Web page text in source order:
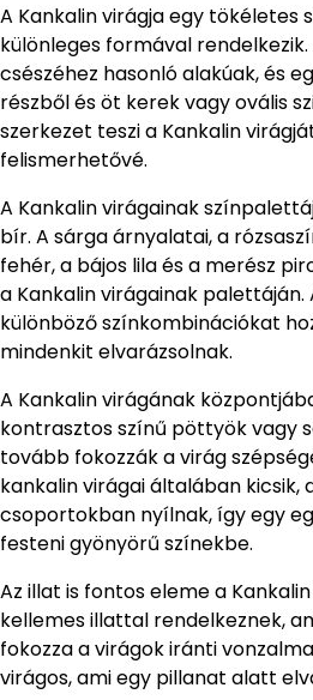
A Kankalin virágja egy tökéletes
különleges formával
csészéhez hasonló alakúak, és
részből és öt kerek vagy ovális
szerkezet teszi a Kankalin
felismerhetővé.
A Kankalin virágainak
bír. A sárga árnyalatai, a
fehér, a bájos lila és a merész
a Kankalin virágainak palettáján.
különböző színkombinációkat
mindenkit elvarázsolnak.
A Kankalin virágának
kontrasztos színű pöttyök vagy
tovább fokozzák a virág
kankalin virágai általában kicsik,
csoportokban nyílnak, így egy
festeni gyönyörű színekbe.
Az illat is fontos eleme a
kellemes illattal rendelkeznek,
fokozza a virágok iránti
virágos, ami egy pillanat alatt